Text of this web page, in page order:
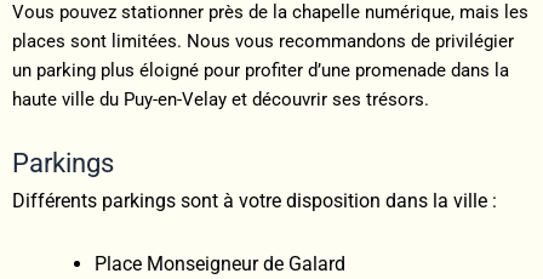
Vous pouvez stationner près de la chapelle numérique, mais les
places sont limitées. Nous vous recommandons de privilégier
un parking plus éloigné pour profiter d’une promenade dans la
haute ville du Puy-en-Velay et découvrir ses trésors.
Parkings
Différents parkings sont à votre disposition dans la ville :
Place Monseigneur de Galard